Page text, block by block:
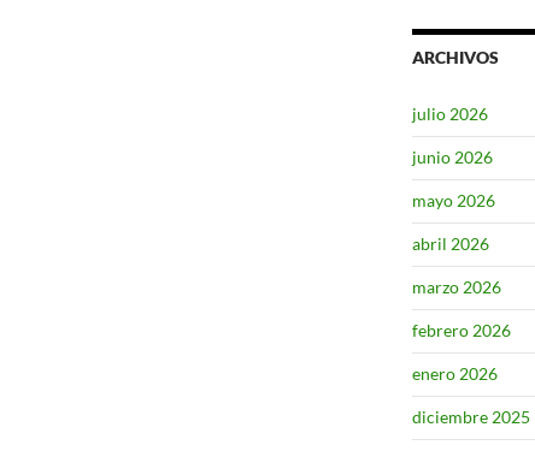
ARCHIVOS
julio 2026
junio 2026
mayo 2026
abril 2026
marzo 2026
febrero 2026
enero 2026
diciembre 2025